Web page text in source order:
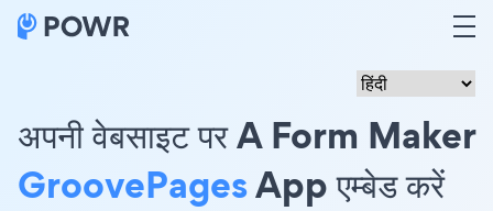
अपनी वेबसाइट पर A Form Maker
GroovePagesApp एम्बेड करें